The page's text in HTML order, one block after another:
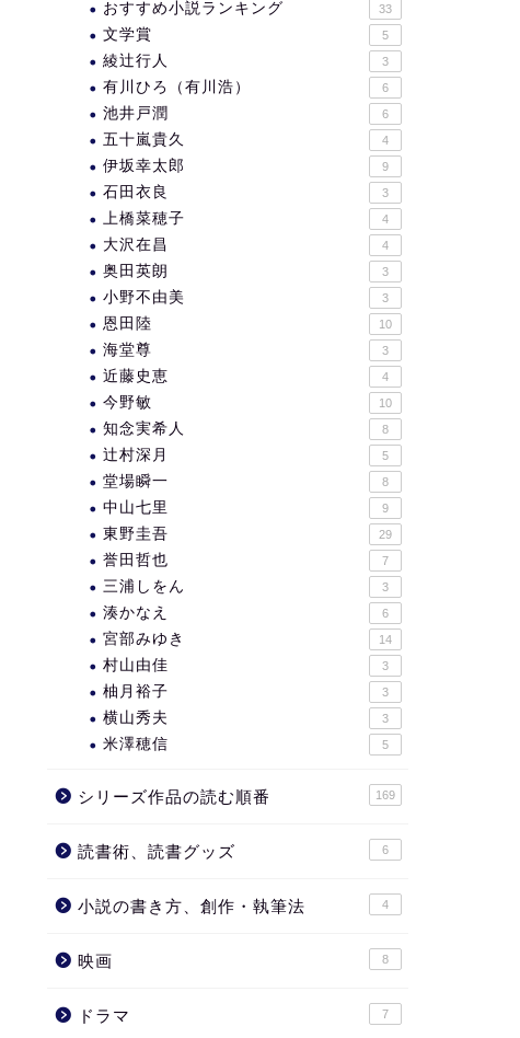
おすすめ小説ランキング 33
文学賞 5
綾辻行人 3
有川ひろ（有川浩） 6
池井戸潤 6
五十嵐貴久 4
伊坂幸太郎 9
石田衣良 3
上橋菜穂子 4
大沢在昌 4
奥田英朗 3
小野不由美 3
恩田陸 10
海堂尊 3
近藤史恵 4
今野敏 10
知念実希人 8
辻村深月 5
堂場瞬一 8
中山七里 9
東野圭吾 29
誉田哲也 7
三浦しをん 3
湊かなえ 6
宮部みゆき 14
村山由佳 3
柚月裕子 3
横山秀夫 3
米澤穂信 5
シリーズ作品の読む順番 169
読書術、読書グッズ 6
小説の書き方、創作・執筆法 4
映画 8
ドラマ 7